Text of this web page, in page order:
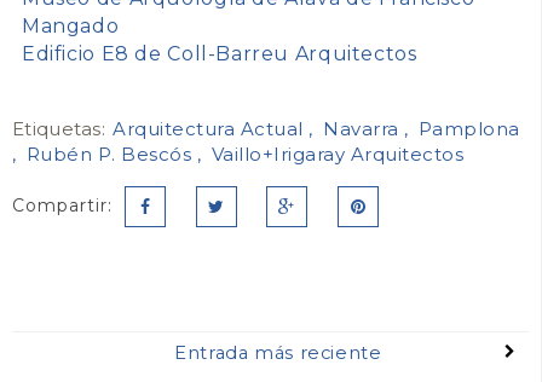
Mangado
Edificio E8 de Coll-Barreu Arquitectos
Etiquetas: Arquitectura Actual Navarra
Pamplona
Rubén P. Bescós
Vaillo+Irigaray Arquitectos
Compartir:
Entrada más reciente